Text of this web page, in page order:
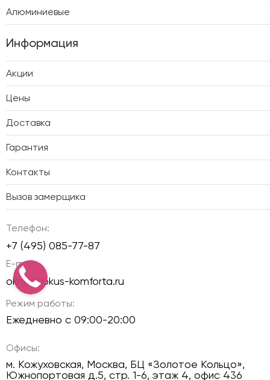
Алюминиевые
Информация
Акции
Цены
Доставка
Гарантия
Контакты
Вызов замерщика
Телефон:
+7 (495) 085-77-87
E-mail:
okno@fokus-komforta.ru
Режим работы:
Ежедневно с 09:00-20:00
Офисы:
м. Кожуховская, Москва, БЦ «Золотое Кольцо»,
Южнопортовая д.5, стр. 1-6, этаж 4, офис 436